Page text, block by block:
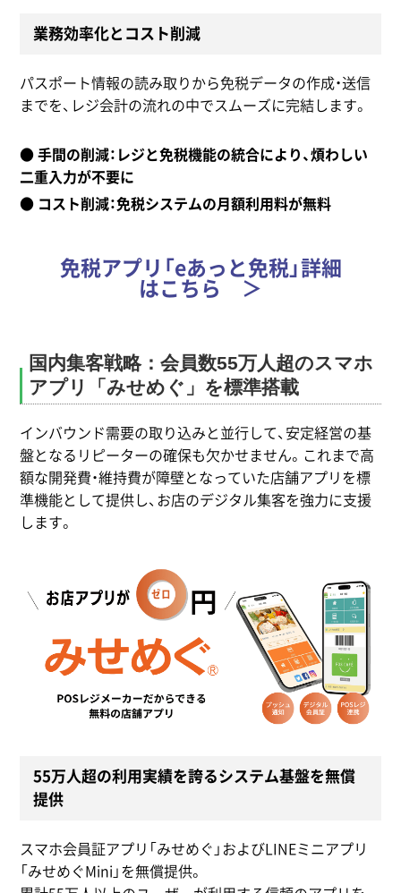
業務効率化とコスト削減
パスポート情報の読み取りから免税データの作成・送信
までを、レジ会計の流れの中でスムーズに完結します。
● 手間の削減：レジと免税機能の統合により、煩わしい
二重入力が不要に
● コスト削減：免税システムの月額利用料が無料
免税アプリ「eあっと免税」詳細
はこちら ＞
国内集客戦略：会員数55万人超のスマホ
アプリ「みせめぐ」を標準搭載
インバウンド需要の取り込みと並行して、安定経営の基
盤となるリピーターの確保も欠かせません。これまで高
額な開発費・維持費が障壁となっていた店舗アプリを標
準機能として提供し、お店のデジタル集客を強力に支援
します。
55万人超の利用実績を誇るシステム基盤を無償
提供
スマホ会員証アプリ「みせめぐ」およびLINEミニアプリ
「みせめぐMini」を無償提供。